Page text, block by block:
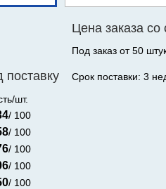
поставку
шт.
/ 100
/ 100
/ 100
/ 100
/ 100
Цена заказа со
Под заказ от 50
Срок поставки: 3